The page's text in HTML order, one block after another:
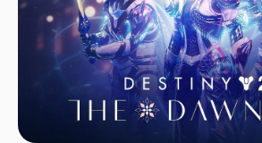
전망이다.미래의 메타버스 세상은 누가 지배하게 될
세 가지 핵심 영역을 중심으로 경쟁 진행 상황을 살